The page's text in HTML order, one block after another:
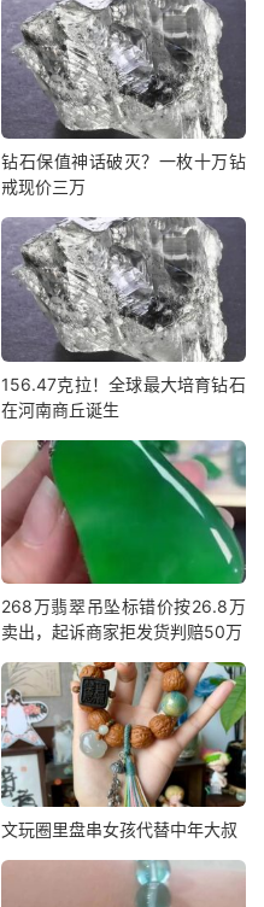
钻石保值神话破灭？一枚十万钻
戒现价三万
156.47克拉！全球最大培育钻石
在河南商丘诞生
268万翡翠吊坠标错价按26.8万
卖出，起诉商家拒发货判赔50万
文玩圈里盘串女孩代替中年大叔